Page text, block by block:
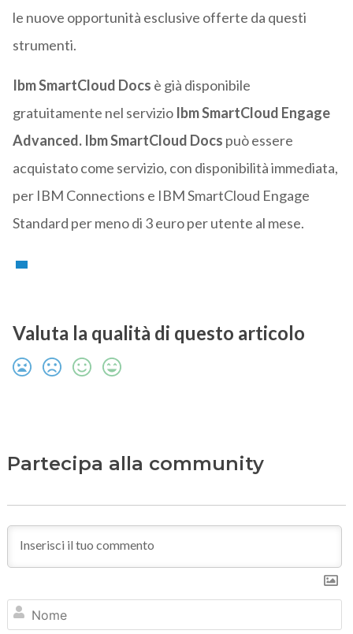
le nuove opportunità esclusive offerte da questi
strumenti.
Ibm SmartCloud Docs è già disponibile
gratuitamente nel servizio Ibm SmartCloud Engage
Advanced. Ibm SmartCloud Docs può essere
acquistato come servizio, con disponibilità immediata,
per IBM Connections e IBM SmartCloud Engage
Standard per meno di 3 euro per utente al mese.
Valuta la qualità di questo articolo
Partecipa alla community